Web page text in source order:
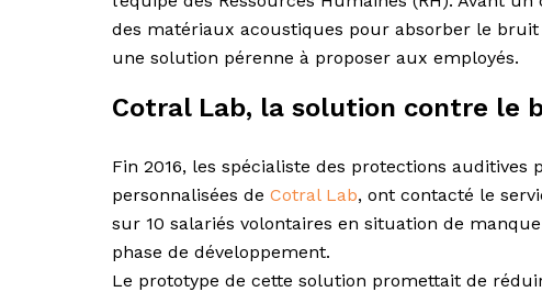
des matériaux acoustiques pour absorber le
une solution pérenne à proposer aux employés.
Cotral Lab, la solution contre le
Fin 2016, les spécialiste des protections
personnalisées de Cotral Lab, ont contacté le
sur 10 salariés volontaires en situation de
phase de développement.
Le prototype de cette solution promettait de